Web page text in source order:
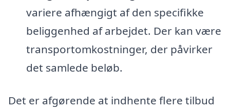
variere afhængigt af den specifikke
beliggenhed af arbejdet. Der kan være
transportomkostninger, der påvirker
det samlede beløb.
Det er afgørende at indhente flere tilbud